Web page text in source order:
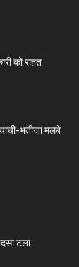
को राहत
भतीजा मलबे
टला